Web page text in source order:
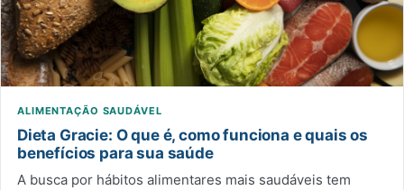
ALIMENTAÇÃO SAUDÁVEL
Dieta Gracie: O que é, como funciona e quais os
benefícios para sua saúde
A busca por hábitos alimentares mais saudáveis tem